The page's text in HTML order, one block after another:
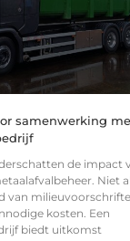
samenwerking
de impact
Niet
van
kosten. Een
biedt uitkomst